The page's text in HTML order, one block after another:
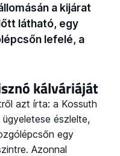
a kijárat
látható, egy
lefelé, a
kálváriáját
azt írta: a Kossuth
észlelte,
egy
Azonnal